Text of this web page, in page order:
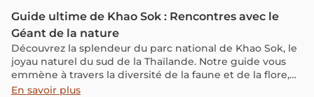
Guide ultime de Khao Sok : Rencontres avec le
Géant de la nature
Découvrez la splendeur du parc national de Khao Sok, le
joyau naturel du sud de la Thaïlande. Notre guide vous
emmène à travers la diversité de la faune et de la flore,
les formations rocheuses spectaculaires et les activités
En savoir plus